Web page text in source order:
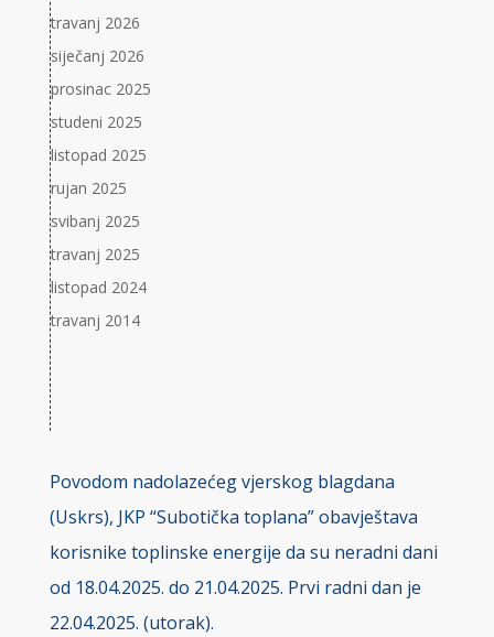
travanj 2026
siječanj 2026
prosinac 2025
studeni 2025
listopad 2025
rujan 2025
svibanj 2025
travanj 2025
listopad 2024
travanj 2014
Povodom nadolazećeg vjerskog blagdana
(Uskrs), JKP “Subotička toplana” obavještava
korisnike toplinske energije da su neradni dani
od 18.04.2025. do 21.04.2025. Prvi radni dan je
22.04.2025. (utorak).